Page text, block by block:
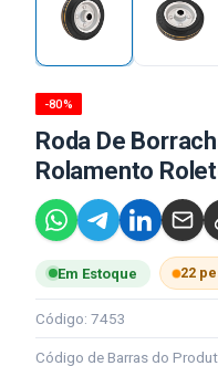
-80%
Roda De
Rolamento
Em Estoque 22
Código: 7453
Código de Barras do